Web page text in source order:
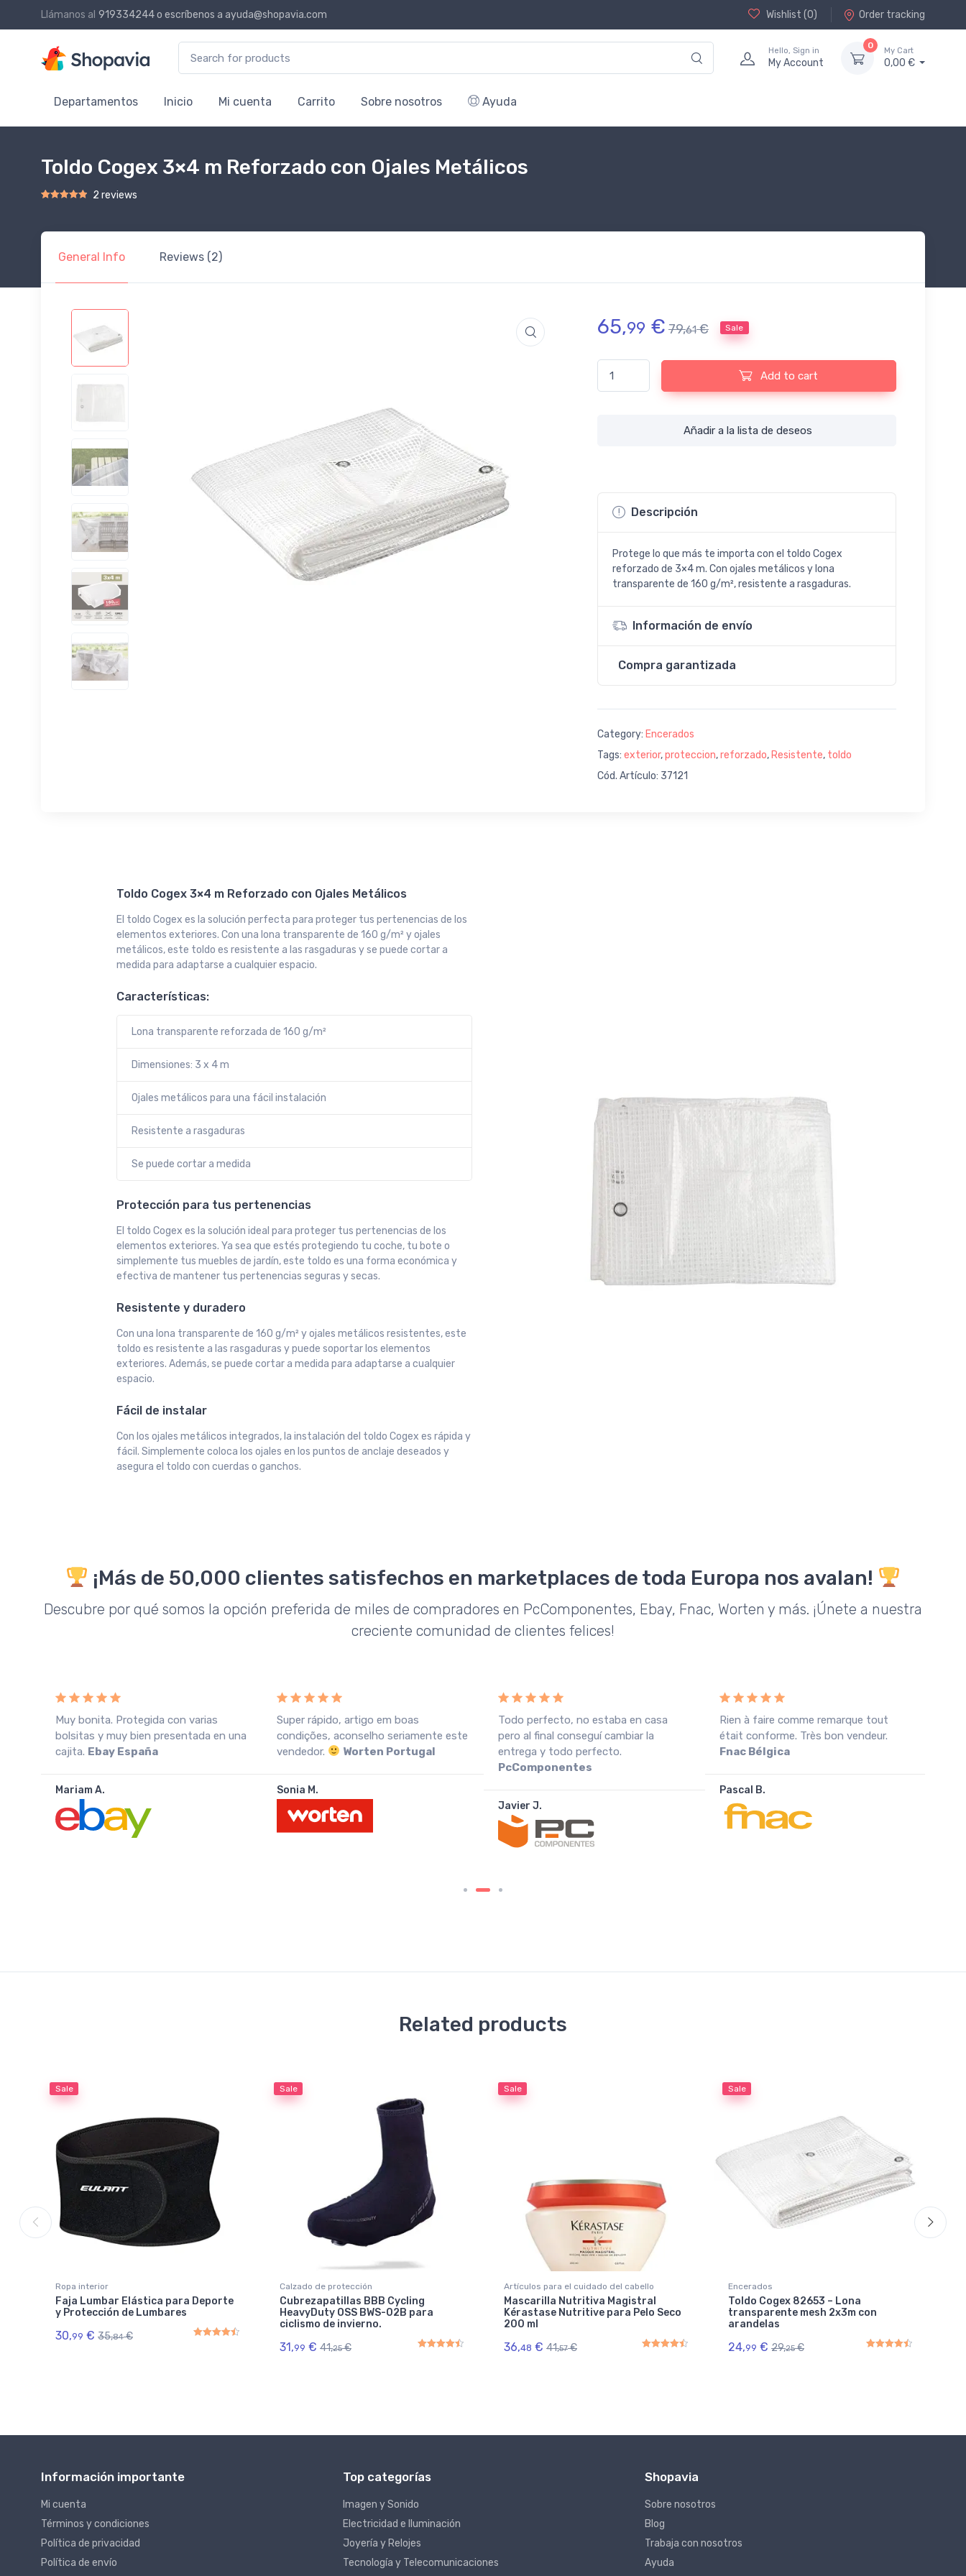
Llámanos al 919334244o escríbenos a ayuda@shopavia.com Wishlist (0) Order tracking
Hello, Sign in
My Account
0
My Cart
0,00 €
Departamentos Inicio Mi cuenta Carrito Sobre nosotros Ayuda
Toldo Cogex 3×4 m Reforzado con Ojales Metálicos
2 reviews
General Info Reviews (2)
65,99 € 79,61 € Sale
Toldo Cogex 3x4 m Reforzado con Ojales Metálicos quantity
Add to cart
Añadir a la lista de deseos
Descripción
Protege lo que más te importa con el toldo Cogex
reforzado de 3×4 m. Con ojales metálicos y lona
transparente de 160 g/m², resistente a rasgaduras.
Información de envío
Compra garantizada
Category: Encerados
Tags: exterior,proteccion,reforzado, Resistente, toldo
Cód. Artículo: 37121
Toldo Cogex 3×4 m Reforzado con Ojales Metálicos
El toldo Cogex es la solución perfecta para proteger tus pertenencias de los
elementos exteriores. Con una lona transparente de 160 g/m² y ojales
metálicos, este toldo es resistente a las rasgaduras y se puede cortar a
medida para adaptarse a cualquier espacio.
Características:
Lona transparente reforzada de 160 g/m²
Dimensiones: 3 x 4 m
Ojales metálicos para una fácil instalación
Resistente a rasgaduras
Se puede cortar a medida
Protección para tus pertenencias
El toldo Cogex es la solución ideal para proteger tus pertenencias de los
elementos exteriores. Ya sea que estés protegiendo tu coche, tu bote o
simplemente tus muebles de jardín, este toldo es una forma económica y
efectiva de mantener tus pertenencias seguras y secas.
Resistente y duradero
Con una lona transparente de 160 g/m² y ojales metálicos resistentes, este
toldo es resistente a las rasgaduras y puede soportar los elementos
exteriores. Además, se puede cortar a medida para adaptarse a cualquier
espacio.
Fácil de instalar
Con los ojales metálicos integrados, la instalación del toldo Cogex es rápida y
fácil. Simplemente coloca los ojales en los puntos de anclaje deseados y
asegura el toldo con cuerdas o ganchos.
¡Más de 50,000 clientes satisfechos en marketplaces de toda Europa nos avalan!
Descubre por qué somos la opción preferida de miles de compradores en PcComponentes, Ebay, Fnac, Worten y más. ¡Únete a nuestra
creciente comunidad de clientes felices!
Muy bonita. Protegida con varias
bolsitas y muy bien presentada en una
cajita. Ebay España
Mariam A.
Super rápido, artigo em boas
condições, aconselho seriamente este
vendedor.
Worten Portugal
Sonia M.
Todo perfecto, no estaba en casa
pero al final conseguí cambiar la
entrega y todo perfecto.
PcComponentes
Javier J.
Rien à faire comme remarque tout
était conforme. Très bon vendeur.
Fnac Bélgica
Pascal B.
Related products
Sale
Ropa interior
Faja Lumbar Elástica para Deporte
y Protección de Lumbares
30,99 € 35,84 €
Sale
Calzado de protección
Cubrezapatillas BBB Cycling
HeavyDuty OSS BWS-02B para
ciclismo de invierno.
31,99 € 41,25 €
Sale
Artículos para el cuidado del cabello
Mascarilla Nutritiva Magistral
Kérastase Nutritive para Pelo Seco
200 ml
36,48 € 41,57 €
Sale
Encerados
Toldo Cogex 82653 – Lona
transparente mesh 2x3m con
arandelas
24,99 € 29,25 €
Información importante
Mi cuenta
Términos y condiciones
Política de privacidad
Política de envío
Top categorías
Imagen y Sonido
Electricidad e Iluminación
Joyería y Relojes
Tecnología y Telecomunicaciones
Shopavia
Sobre nosotros
Blog
Trabaja con nosotros
Ayuda